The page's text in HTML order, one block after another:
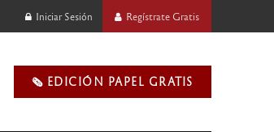
Iniciar Sesión Regístrate Gratis
🗞️ EDICIÓN PAPEL GRATIS